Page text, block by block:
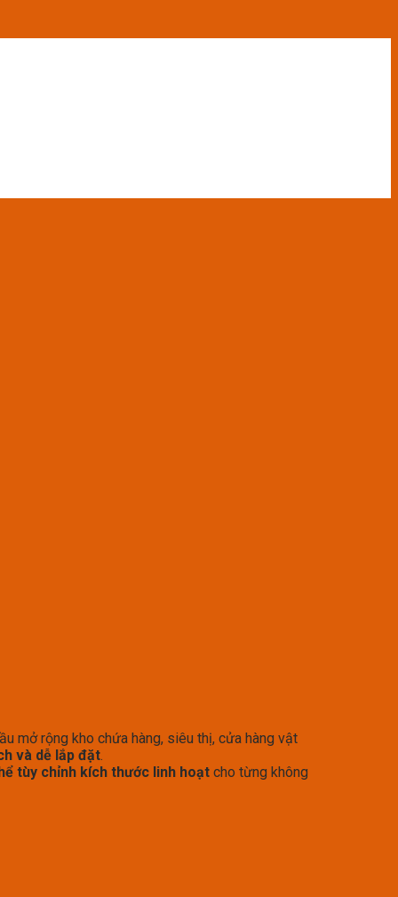
mở rộng kho chứa hàng, siêu thị, cửa hàng vật
và dễ lắp đặt.
tùy chỉnh kích thước linh hoạt cho từng không